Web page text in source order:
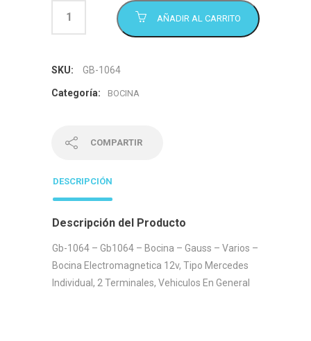
AÑADIR AL CARRITO
SKU: GB-1064
Categoría: BOCINA
COMPARTIR
DESCRIPCIÓN
Descripción del Producto
Gb-1064 – Gb1064 – Bocina – Gauss – Varios –
Bocina Electromagnetica 12v, Tipo Mercedes
Individual, 2 Terminales, Vehiculos En General